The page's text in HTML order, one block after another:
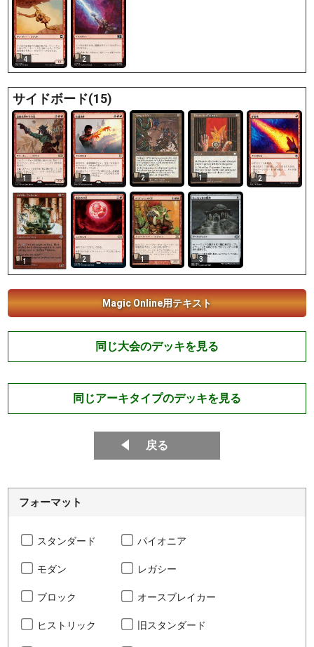
4 2
サイドボード(15)
1 2 2 1 2
1 2 1 3
Magic Online用テキスト
同じ大会のデッキを見る
同じアーキタイプのデッキを見る
戻る
フォーマット
スタンダード パイオニア
モダン レガシー
ブロック オースブレイカー
ヒストリック 旧スタンダード